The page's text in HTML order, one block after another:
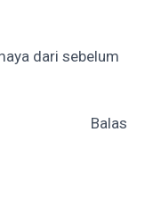
dari sebelum
Balas